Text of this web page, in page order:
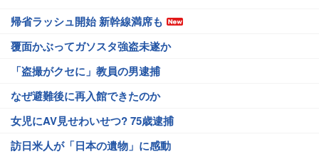
帰省ラッシュ開始 新幹線満席も
覆面かぶってガソスタ強盗未遂か
「盗撮がクセに」教員の男逮捕
なぜ避難後に再入館できたのか
女児にAV見せわいせつ? 75歳逮捕
訪日米人が「日本の遺物」に感動